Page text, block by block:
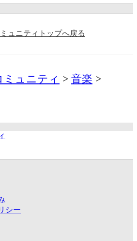
ュニティトップへ戻る
ミュニティ
音楽
シー